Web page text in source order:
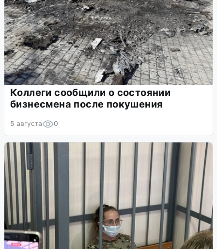
Коллеги сообщили о состоянии
бизнесмена после покушения
5 августа 0